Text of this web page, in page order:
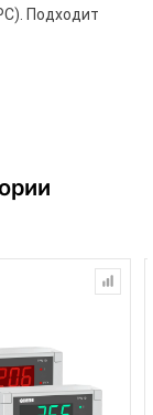
Подходит